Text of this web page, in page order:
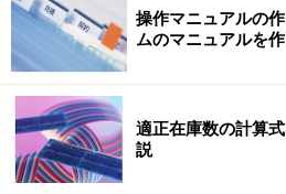
るというスパイラルが起きまし
の窓口」は、323億円で2003年
の「楽天トラベル」になっていま
マッチングサイトにも「メカト
ります。
操作マニュアルの
ムのマニュアルを作
適正在庫数の計算
説